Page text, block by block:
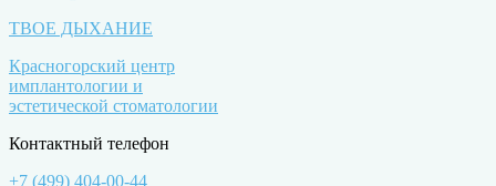
ТВОЕ ДЫХАНИЕ
Красногорский центр
имплантологии и
эстетической стоматологии
Контактный телефон
+7 (499) 404-00-44